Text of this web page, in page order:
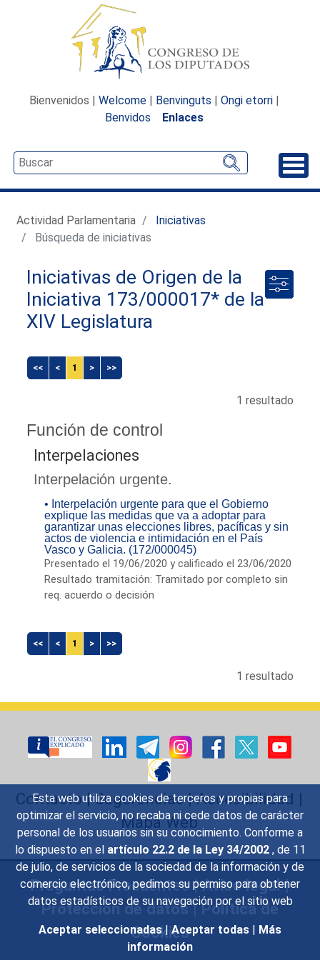
Esta web utiliza cookies de terceros y propias para
optimizar el servicio, no recaba ni cede datos de carácter
personal de los usuarios sin su conocimiento. Conforme a
lo dispuesto en el artículo 22.2 de la Ley 34/2002 , de 11
de julio, de servicios de la sociedad de la información y de
comercio electrónico, pedimos su permiso para obtener
datos estadísticos de su navegación por el sitio web
Aceptar seleccionadas | Aceptar todas | Más
información
Bienvenidos | Welcome | Benvinguts | Ongi etorri |
Benvidos
Enlaces
Actividad Parlamentaria
Iniciativas
Búsqueda de iniciativas
Iniciativas de Origen de la
Iniciativa 173/000017* de la
XIV Legislatura
<< < 1 > >>
1 resultado
Función de control
Interpelaciones
Interpelación urgente.
• Interpelación urgente para que el Gobierno
explique las medidas que va a adoptar para
garantizar unas elecciones libres, pacíficas y sin
actos de violencia e intimidación en el País
Vasco y Galicia. (172/000045)
Presentado el 19/06/2020 y calificado el 23/06/2020
Resultado tramitación: Tramitado por completo sin
req. acuerdo o decisión
<< < 1 > >>
1 resultado
Contacto|Sugerencias|Accesibilidad |
Mapa Web
Preguntas Frecuentes|Aviso legal|
Protección de datos|Política de
Cookies